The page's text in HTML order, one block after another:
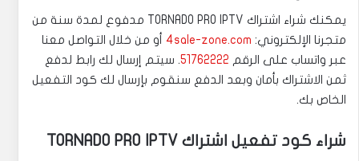
يمكنك شراء اشتراك TORNADO PRO IPTV مدفوع لمدة سنة من
متجرنا الإلكتروني: 4sale-zone.com أو من خلال التواصل معنا
عبر واتساب على الرقم 51762222. سيتم إرسال لك رابط لدفع
ثمن الاشتراك بأمان وبعد الدفع سنقوم بإرسال لك كود التفعيل
الخاص بك.
شراء كود تفعيل اشتراك TORNADO PRO IPTV